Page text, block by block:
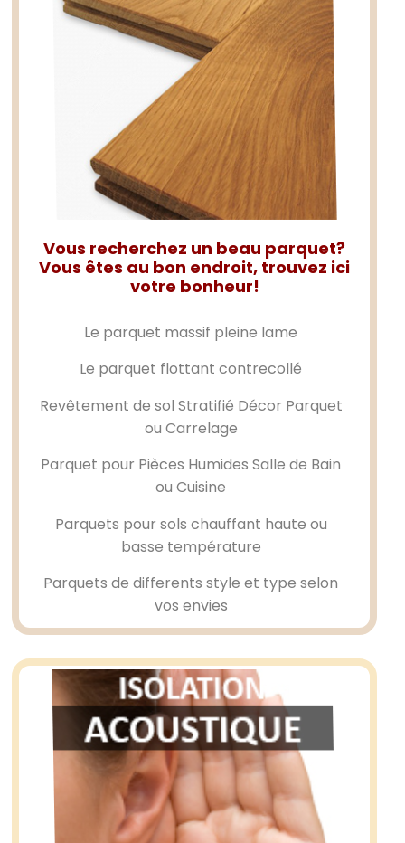
Vous recherchez un beau parquet?
Vous êtes au bon endroit, trouvez ici
votre bonheur!
Le parquet massif pleine lame
Le parquet flottant contrecollé
Revêtement de sol Stratifié Décor Parquet
ou Carrelage
Parquet pour Pièces Humides Salle de Bain
ou Cuisine
Parquets pour sols chauffant haute ou
basse température
Parquets de differents style et type selon
vos envies